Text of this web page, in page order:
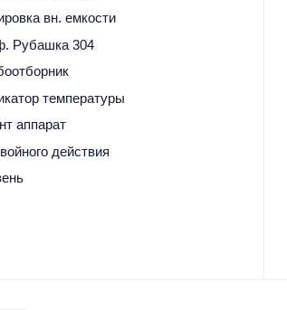
вн. емкости
Рубашка 304
температуры
аппарат
действия